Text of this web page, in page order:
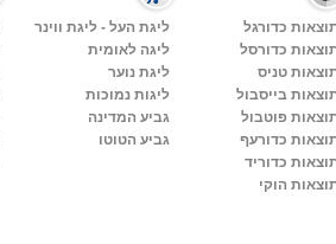
כדורגל
כדורסל
טניס
בייסבול
פוטבול
כדורעף
כדוריד
הוקי
ליגת העל - ליגת ווינר
ליגה לאומית
ליגת נוער
ליגות נמוכות
גביע המדינה
גביע הטוטו